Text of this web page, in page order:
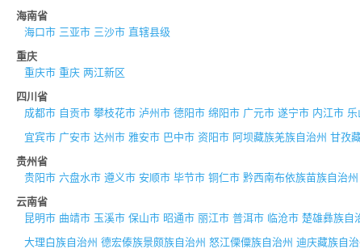
海南省
海口市 三亚市 三沙市 直辖县级
重庆
重庆市 重庆 两江新区
四川省
成都市 自贡市 攀枝花市 泸州市 德阳市 绵阳市 广元市 遂宁市 内江市 乐
宜宾市 广安市 达州市 雅安市 巴中市 资阳市 阿坝藏族羌族自治州 甘孜
贵州省
贵阳市 六盘水市 遵义市 安顺市 毕节市 铜仁市 黔西南布依族苗族自治州
云南省
昆明市 曲靖市 玉溪市 保山市 昭通市 丽江市 普洱市 临沧市 楚雄彝族自
大理白族自治州 德宏傣族景颇族自治州 怒江傈僳族自治州 迪庆藏族自治